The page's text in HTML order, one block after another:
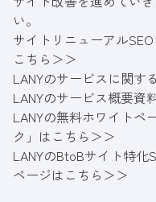
い。
サイトリニューアル
こちら＞＞
LANYのサービスに関す
LANYのサービス概要資
LANYの無料ホワイトペ
ク」はこちら＞＞
LANYのBtoBサイト特化
ページはこちら＞＞